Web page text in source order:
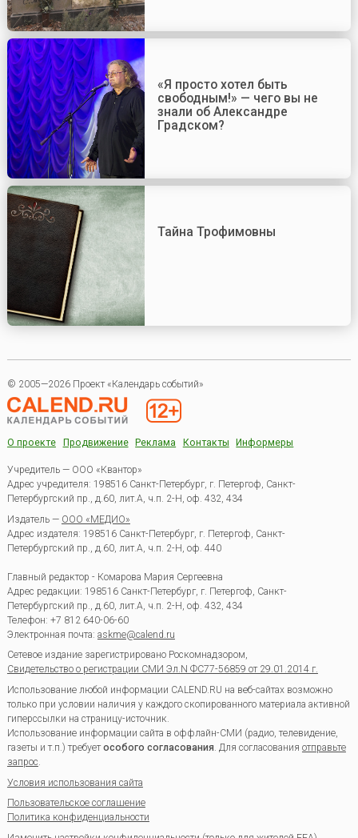
«Я просто хотел быть
свободным!» — чего вы не
знали об Александре
Градском?
Тайна Трофимовны
© 2005—2026 Проект «Календарь событий»
О проекте Продвижение Реклама Контакты Информеры
Учредитель — ООО «Квантор»
Адрес учредителя: 198516 Санкт-Петербург, г. Петергоф, Санкт-
Петербургский пр., д.60, лит.А, ч.п. 2-Н, оф. 432, 434
Издатель — ООО «МЕДИО»
Адрес издателя: 198516 Санкт-Петербург, г. Петергоф, Санкт-
Петербургский пр., д.60, лит.А, ч.п. 2-Н, оф. 440
Главный редактор - Комарова Мария Сергеевна
Адрес редакции: 198516 Санкт-Петербург, г. Петергоф, Санкт-
Петербургский пр., д.60, лит.А, ч.п. 2-Н, оф. 432, 434
Телефон: +7 812 640-06-60
Электронная почта: askme@calend.ru
Сетевое издание зарегистрировано Роскомнадзором,
Свидетельство о регистрации СМИ Эл.N ФС77-56859 от 29.01.2014 г.
Использование любой информации CALEND.RU на веб-сайтах возможно
только при условии наличия у каждого скопированного материала активной
гиперссылки на страницу-источник.
Использование информации сайта в оффлайн-СМИ (радио, телевидение,
газеты и т.п.) требуетособого согласования. Для согласования отправьте
запрос.
Условия использования сайта
Пользовательское соглашение
Политика конфиденциальности